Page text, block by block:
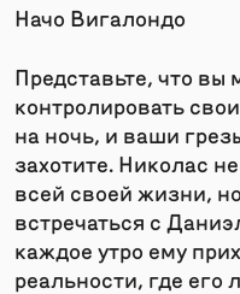
Начо Вигалондо
Представьте, что
контролировать
на ночь, и ваши
захотите. Николас
всей своей жизни,
встречаться с
каждое утро ему
реальности, где